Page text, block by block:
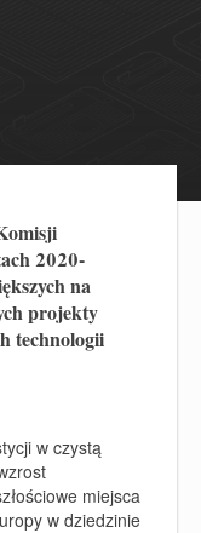
2020-
na
projekty
technologii
w czystą
miejsca
w dziedzinie